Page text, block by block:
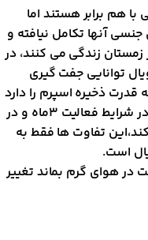
با هم برابر هستند اما
جنسی آنها تکامل نیافته و
زندگی می کنند، در
توانایی جفت گیری
قدرت ذخیره اسپرم را دارد
و روزانه ۱۰۰۰ الی ۱۵۰۰تخم می گذارد و در شرایط فعالیت ۳ماه و در
تفاوت ها فقط به
است.
۶ساعت در هوای گرم بماند تغییر